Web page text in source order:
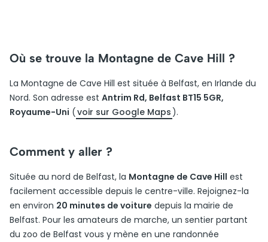
Où se trouve la Montagne de Cave Hill ?
La Montagne de Cave Hill est située à Belfast, en Irlande du
Nord. Son adresse est Antrim Rd, Belfast BT15 5GR,
Royaume-Uni (voir sur Google Maps ).
Comment y aller ?
Située au nord de Belfast, la Montagne de Cave Hill est
facilement accessible depuis le centre-ville. Rejoignez-la
en environ 20 minutes de voiture depuis la mairie de
Belfast. Pour les amateurs de marche, un sentier partant
du zoo de Belfast vous y mène en une randonnée